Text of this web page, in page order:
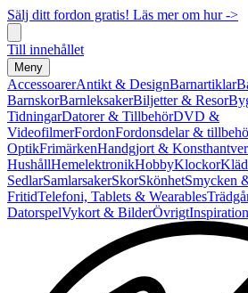
Sälj ditt fordon gratis! Läs mer om hur ->
Till innehållet
Meny
AccessoarerAntikt & DesignBarnartiklar
BarnskorBarnleksakerBiljetter & Resor
TidningarDatorer & TillbehörDVD &
VideofilmerFordonFordonsdelar &
OptikFrimärkenHandgjort &
HushållHemelektronikHobbyKlockor
SedlarSamlarsakerSkorSkönhetSmycken
FritidTelefoni, Tablets & Wearables
DatorspelVykort & BilderÖvrigtInspiration